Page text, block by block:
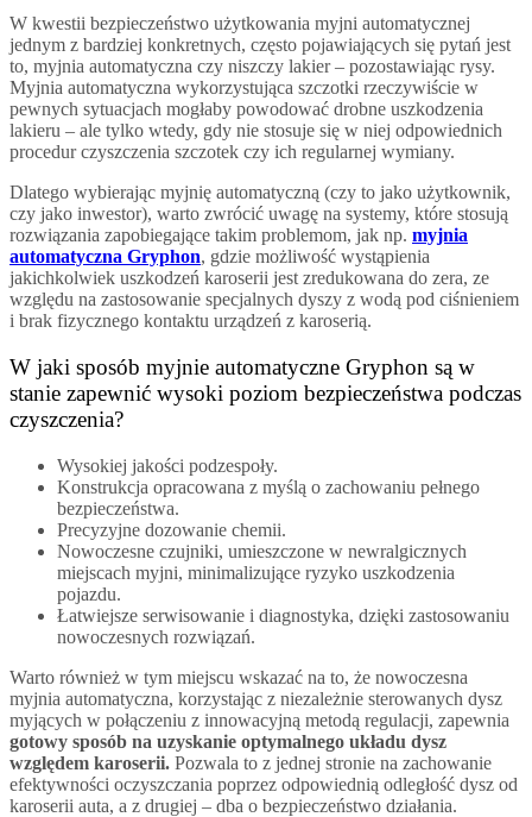
W kwestii bezpieczeństwo użytkowania myjni automatycznej
jednym z bardziej konkretnych, często pojawiających się pytań jest
to, myjnia automatyczna czy niszczy lakier – pozostawiając rysy.
Myjnia automatyczna wykorzystująca szczotki rzeczywiście w
pewnych sytuacjach mogłaby powodować drobne uszkodzenia
lakieru – ale tylko wtedy, gdy nie stosuje się w niej odpowiednich
procedur czyszczenia szczotek czy ich regularnej wymiany.
Dlatego wybierając myjnię automatyczną (czy to jako użytkownik,
czy jako inwestor), warto zwrócić uwagę na systemy, które stosują
rozwiązania zapobiegające takim problemom, jak np. myjnia
automatyczna Gryphon, gdzie możliwość wystąpienia
jakichkolwiek uszkodzeń karoserii jest zredukowana do zera, ze
względu na zastosowanie specjalnych dyszy z wodą pod ciśnieniem
i brak fizycznego kontaktu urządzeń z karoserią.
W jaki sposób myjnie automatyczne Gryphon są w
stanie zapewnić wysoki poziom bezpieczeństwa podczas
czyszczenia?
Wysokiej jakości podzespoły.
Konstrukcja opracowana z myślą o zachowaniu pełnego
bezpieczeństwa.
Precyzyjne dozowanie chemii.
Nowoczesne czujniki, umieszczone w newralgicznych
miejscach myjni, minimalizujące ryzyko uszkodzenia
pojazdu.
Łatwiejsze serwisowanie i diagnostyka, dzięki zastosowaniu
nowoczesnych rozwiązań.
Warto również w tym miejscu wskazać na to, że nowoczesna
myjnia automatyczna, korzystając z niezależnie sterowanych dysz
myjących w połączeniu z innowacyjną metodą regulacji, zapewnia
gotowy sposób na uzyskanie optymalnego układu dysz
względem karoserii. Pozwala to z jednej stronie na zachowanie
efektywności oczyszczania poprzez odpowiednią odległość dysz od
karoserii auta, a z drugiej – dba o bezpieczeństwo działania.